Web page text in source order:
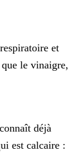
et
le vinaigre,
déjà
est calcaire :